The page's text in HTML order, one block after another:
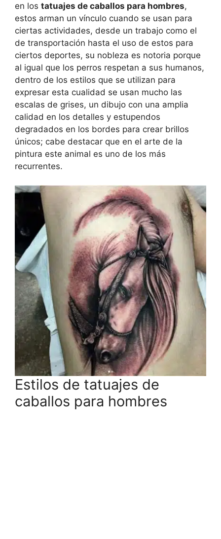
en los tatuajes de caballos para hombres,
estos arman un vínculo cuando se usan para
ciertas actividades, desde un trabajo como el
de transportación hasta el uso de estos para
ciertos deportes, su nobleza es notoria porque
al igual que los perros respetan a sus humanos,
dentro de los estilos que se utilizan para
expresar esta cualidad se usan mucho las
escalas de grises, un dibujo con una amplia
calidad en los detalles y estupendos
degradados en los bordes para crear brillos
únicos; cabe destacar que en el arte de la
pintura este animal es uno de los más
recurrentes.
Estilos de tatuajes de
caballos para hombres